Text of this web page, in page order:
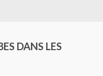
DANS LES